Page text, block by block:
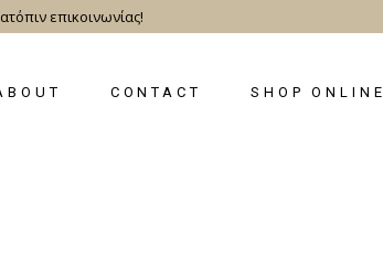
επικοινωνίας!
CONTACT SHOP ONLINE